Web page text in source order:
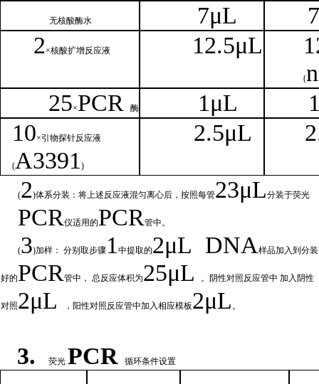
无核酸酶水 7μL
2×核酸扩增反应液 12.5μL
(
25×PCR 酶 1μL
10×引物探针反应液
(A3391)
2.5μL 2
(2)体系分装：将上述反应液混匀离心后，按照每管23μL分装于荧光
PCR仪适用的PCR管中。
(3)加样： 分别取步骤1 中提取的2μL DNA样品加入到分装
好的PCR管中， 总反应体积为25μL 。阴性对照反应管中 加入阴性
对照2μL ，阳性对照反应管中加入相应模板2μL 。
3. 荧光 PCR 循环条件设置